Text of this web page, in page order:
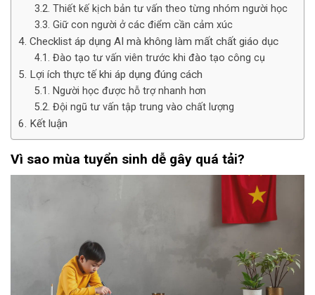
Thiết kế kịch bản tư vấn theo từng nhóm người học
Giữ con người ở các điểm cần cảm xúc
Checklist áp dụng AI mà không làm mất chất giáo dục
Đào tạo tư vấn viên trước khi đào tạo công cụ
Lợi ích thực tế khi áp dụng đúng cách
Người học được hỗ trợ nhanh hơn
Đội ngũ tư vấn tập trung vào chất lượng
Kết luận
Vì sao mùa tuyển sinh dễ gây quá tải?